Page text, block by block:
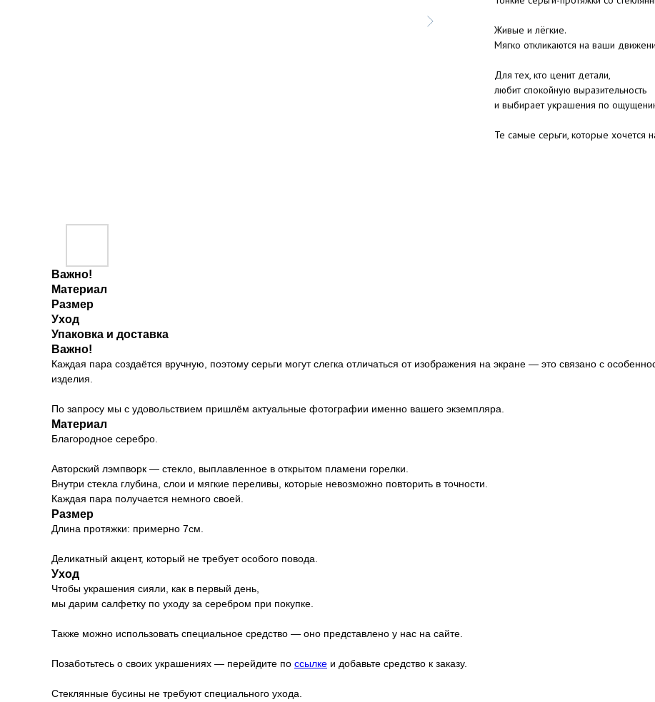
Живые и лёгкие.
Мягко откликаются на ваши
Для тех, кто ценит детали,
любит спокойную выразительность
и выбирает украшения по
Те самые серьги, которые хочется
Важно!
Материал
Размер
Уход
Упаковка и доставка
Важно!
Каждая пара создаётся вручную, поэтому серьги могут слегка отличаться от изображения на экране — это связано с
изделия.
По запросу мы с удовольствием пришлём актуальные фотографии именно вашего экземпляра.
Материал
Благородное серебро.
Авторский лэмпворк — стекло, выплавленное в открытом пламени горелки.
Внутри стекла глубина, слои и мягкие переливы, которые невозможно повторить в точности.
Каждая пара получается немного своей.
Размер
Длина протяжки: примерно 7см.
Деликатный акцент, который не требует особого повода.
Уход
Чтобы украшения сияли, как в первый день,
мы дарим салфетку по уходу за серебром при покупке.
Также можно использовать специальное средство — оно представлено у нас на сайте.
Позаботьтесь о своих украшениях — перейдите по ссылке и добавьте средство к заказу.
Стеклянные бусины не требуют специального ухода.